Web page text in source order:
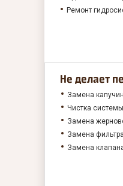
Ремонт
Не делает
Замена
Чистка
Замена
Замена фильтра
Замена